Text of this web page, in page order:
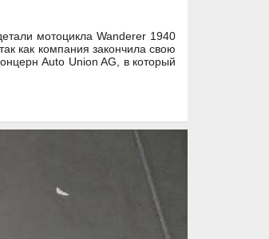
мотоцикла Wanderer 1940
как компания закончила свою
Auto Union AG, в который